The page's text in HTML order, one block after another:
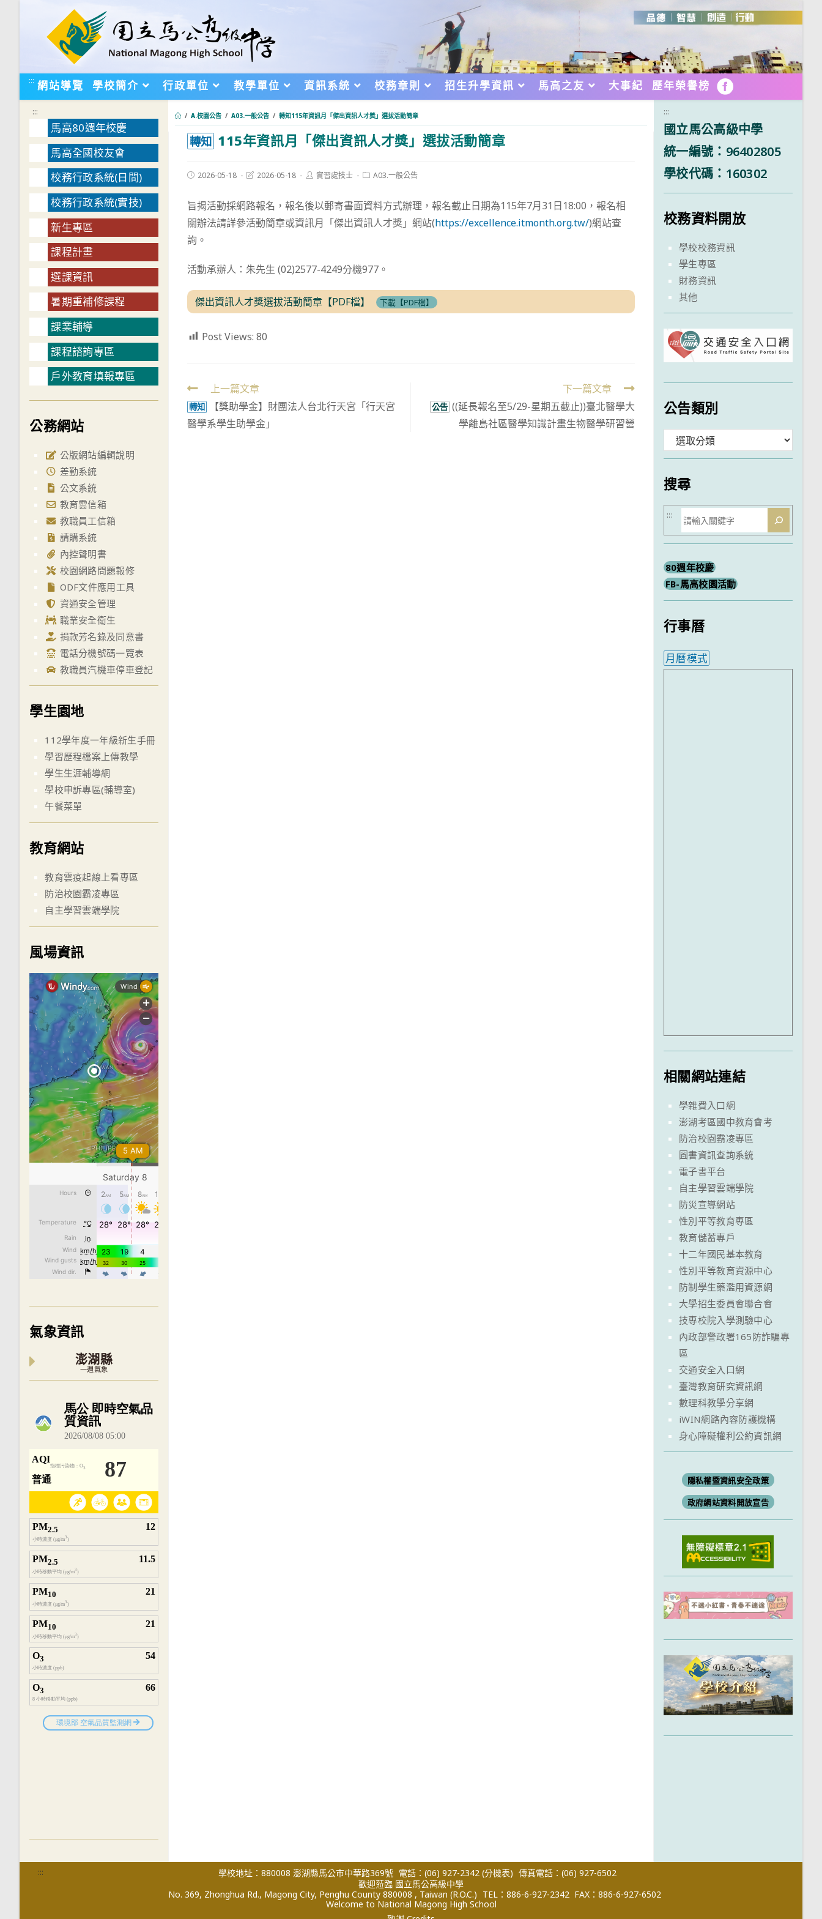
::: 網站導覽 學校簡介 行政單位 教學單位 資訊系統 校務章則 招生升學資訊 馬高之友 大事紀 歷年榮譽榜 FB
/ A.校園公告 / A03.一般公告 / 轉知115年資訊月「傑出資訊人才獎」選拔活動簡章
轉知 115年資訊月「傑出資訊人才獎」選拔活動簡章
Post2026-05-18
Post2026-05-18
Post實習處技士
PostA03.一般公告
旨揭活動採網路報名，報名後以郵寄書面資料方式辦理，報名截止日期為115年7月31日18:00，報名相
關辦法請詳參活動簡章或資訊月「傑出資訊人才獎」網站(https://excellence.itmonth.org.tw/)網站查
詢。
活動承辦人：朱先生 (02)2577-4249分機977。
傑出資訊人才獎選拔活動簡章【PDF檔】 下載【PDF檔】
Post Views: 80
Read
more
articles
上一篇文章
轉知
【獎助學金】財團法人台北行天宮「行天宮
醫學系學生助學金」
下一篇文章
公告 ((延長報名至5/29-星期五截止))臺北醫學大
學離島社區醫學知識計畫生物醫學研習營
:::
馬高80週年校慶
馬高全國校友會
校務行政系統(日間)
校務行政系統(實技)
新生專區
課程計畫
選課資訊
暑期重補修課程
課業輔導
課程諮詢專區
戶外教育填報專區
公務網站
公版網站編輯說明
差勤系統
公文系統
教育雲信箱
教職員工信箱
請購系統
內控聲明書
校園網路問題報修
ODF文件應用工具
資通安全管理
職業安全衛生
捐款芳名錄及同意書
電話分機號碼一覽表
教職員汽機車停車登記
學生園地
112學年度一年級新生手冊
學習歷程檔案上傳教學
學生生涯輔導網
學校申訴專區(輔導室)
午餐菜單
教育網站
教育雲疫起線上看專區
防治校園霸凌專區
自主學習雲端學院
風場資訊
氣象資訊
澎湖縣
一週氣象
內嵌空氣品質小工具為視覺預覽，完整即時空氣品質資料請開啟
:::
國立馬公高級中學
統一編號：96402805
學校代碼：160302
校務資料開放
學校校務資訊
學生專區
財務資訊
其他
公告類別
類
搜尋
搜
尋
:::
80週年校慶
FB-馬高校園活動
行事曆
月曆模式
相關網站連結
學雜費入口網
澎湖考區國中教育會考
防治校園霸凌專區
圖書資訊查詢系統
電子書平台
自主學習雲端學院
防災宣導網站
性別平等教育專區
教育儲蓄專戶
十二年國民基本教育
性別平等教育資源中心
防制學生藥濫用資源網
大學招生委員會聯合會
技專校院入學測驗中心
內政部警政署165防詐騙專
區
交通安全入口網
臺灣教育研究資訊網
數理科教學分享網
iWIN網路內容防護機構
身心障礙權利公約資訊網
隱私權暨資訊安全政策
政府網站資料開放宣告
::: 學校地址：880008 澎湖縣馬公市中華路369號 電話：(06) 927-2342 (分機表) 傳真電話：(06) 927-6502
歡迎蒞臨 國立馬公高級中學
No. 369, Zhonghua Rd., Magong City, Penghu County 880008 , Taiwan (R.O.C.) TEL：886-6-927-2342 FAX：886-6-927-6502
Welcome to National Magong High School